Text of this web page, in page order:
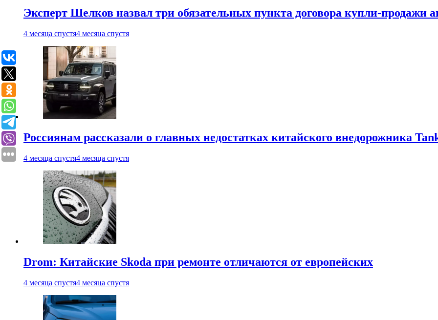
Эксперт Шелков назвал три обязательных пункта договора купли-продажи
4 месяца спустя4 месяца спустя
Россиянам рассказали о главных недостатках китайского внедорожника
4 месяца спустя4 месяца спустя
Drom: Китайские Skoda при ремонте отличаются от европейских
4 месяца спустя4 месяца спустя